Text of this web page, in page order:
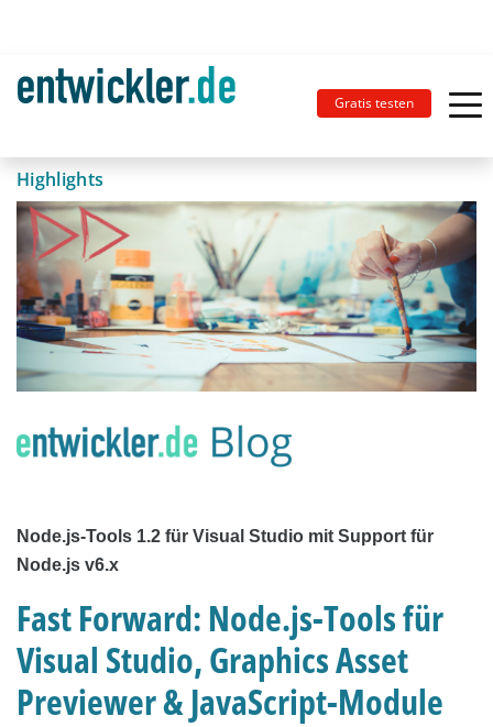
Gratis testen
Highlights
Node.js-Tools 1.2 für Visual Studio mit Support für
Node.js v6.x
Fast Forward: Node.js-Tools für
Visual Studio, Graphics Asset
Previewer & JavaScript-Module